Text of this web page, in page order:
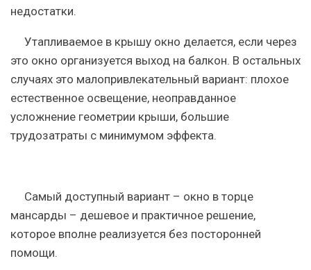
недостатки.
Утапливаемое в крышу окно делается, если через
это окно организуется выход на балкон. В остальных
случаях это малопривлекательный вариант: плохое
естественное освещение, неоправданное
усложнение геометрии крыши, большие
трудозатраты с минимумом эффекта.
Самый доступный вариант – окно в торце
мансарды – дешевое и практичное решение,
которое вполне реализуется без посторонней
помощи.